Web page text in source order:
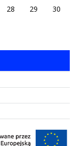
28 29 30